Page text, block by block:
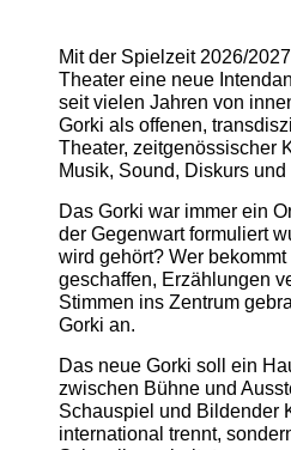
Mit der Spielzeit 2026/
Theater eine neue
seit vielen Jahren von
Gorki als offenen,
Theater, zeitgenössischer
Musik, Sound, Diskurs und
Das Gorki war immer ein
der Gegenwart formuliert
wird gehört? Wer
geschaffen, Erzählungen
Stimmen ins Zentrum
Gorki an.
Das neue Gorki soll ein
zwischen Bühne und
Schauspiel und Bildender
international trennt,